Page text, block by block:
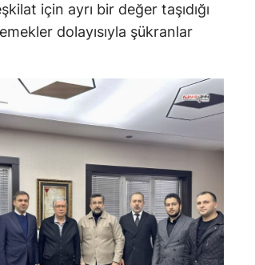
için ayrı bir değer taşıdığı
dolayısıyla şükranlar